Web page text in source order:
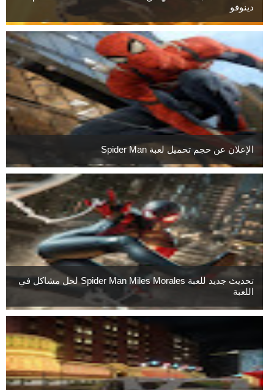
دينوفو
الإعلان عن حجم تحميل لعبة Spider Man
تحديث جديد للعبة Spider Man Miles Morales لحل مشاكل في
اللعبة